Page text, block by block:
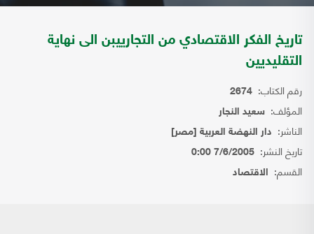
تاريخ الفكر الاقتصادي من التجارييبن الى نهاية
التقليديين
رقم الكتاب: 2674
المؤلف: سعيد النجار
الناشر: دار النهضة العربية [مصر]
تاريخ النشر: 7/6/2005 0:00
القسم: الاقتصاد